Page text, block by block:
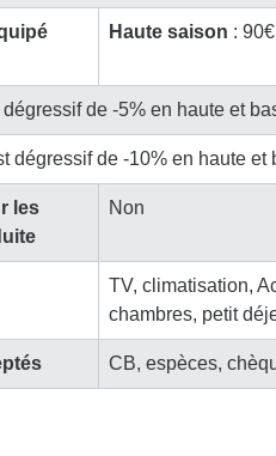
Haute saison :
de -5% en haute et
dégressif de -10% en haute et
les
Non
TV, climatisation,
chambres, petit
CB, espèces,